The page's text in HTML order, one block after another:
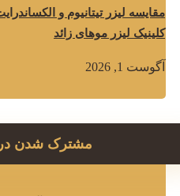
مقایسه لیزر تیتانیوم و
کلینیک لیزر موهای زائد
آگوست 1, 2026
مشترک شدن در